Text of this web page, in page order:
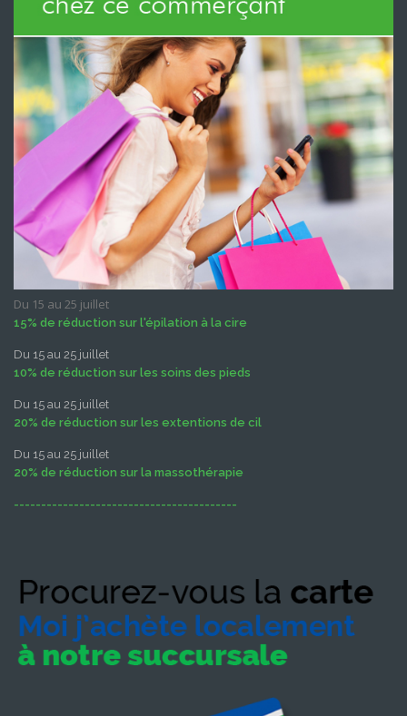
Du 15 au 25 juillet
15% de réduction sur l'épilation à la cire
Du 15 au 25 juillet
10% de réduction sur les soins des pieds
Du 15 au 25 juillet
20% de réduction sur les extentions de cil
Du 15 au 25 juillet
20% de réduction sur la massothérapie
-----------------------------------------